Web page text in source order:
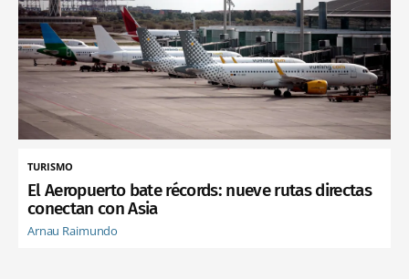
TURISMO
El Aeropuerto bate récords: nueve rutas directas
conectan con Asia
Arnau Raimundo